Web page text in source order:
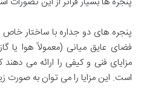
پنجره های دو جداره با ساختارخاص
فضای عایق میانی (معمولاً هوا یا
مزایای فنی و کیفی را ارائه می دهند
است. این مزایا رامی توان به صورت